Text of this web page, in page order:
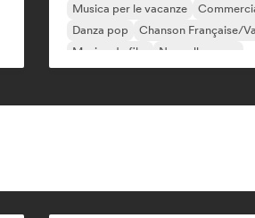
Musica per le vacanze
Danza pop
Chanson Française/
Musica da film
Nouvelle scene